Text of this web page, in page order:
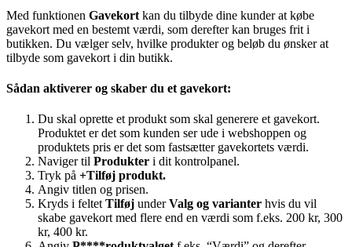
Med funktionen Gavekort kan du tilbyde dine kunder at købe
gavekort med en bestemt værdi, som derefter kan bruges frit i
butikken. Du vælger selv, hvilke produkter og beløb du ønsker at
tilbyde som gavekort i din butikk.
Sådan aktiverer og skaber du et gavekort:
Du skal oprette et produkt som skal generere et gavekort.
Produktet er det som kunden ser ude i webshoppen og
produktets pris er det som fastsætter gavekortets værdi.
Naviger til Produkter i dit kontrolpanel.
Tryk på +Tilføj produkt.
Angiv titlen og prisen.
Kryds i feltetTilføj underValg og varianter hvis du vil
skabe gavekort med flere end en værdi som f.eks. 200 kr, 300
kr, 400 kr.